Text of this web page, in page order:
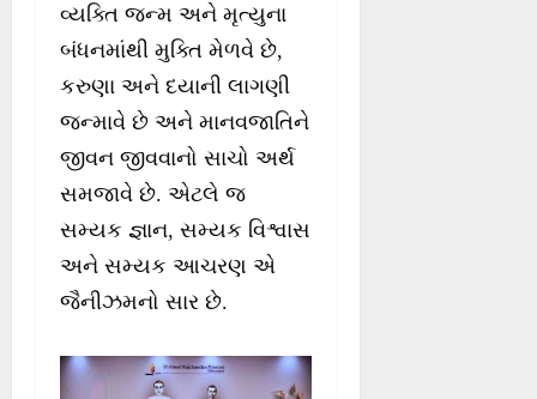
વ્યક્તિ જન્મ અને મૃત્યુના
બંધનમાંથી મુક્તિ મેળવે છે,
કરુણા અને દયાની લાગણી
જન્માવે છે અને માનવજાતિને
જીવન જીવવાનો સાચો અર્થ
સમજાવે છે. એટલે જ
સમ્યક જ્ઞાન, સમ્યક વિશ્વાસ
અને સમ્યક આચરણ એ
જૈનીઝમનો સાર છે.